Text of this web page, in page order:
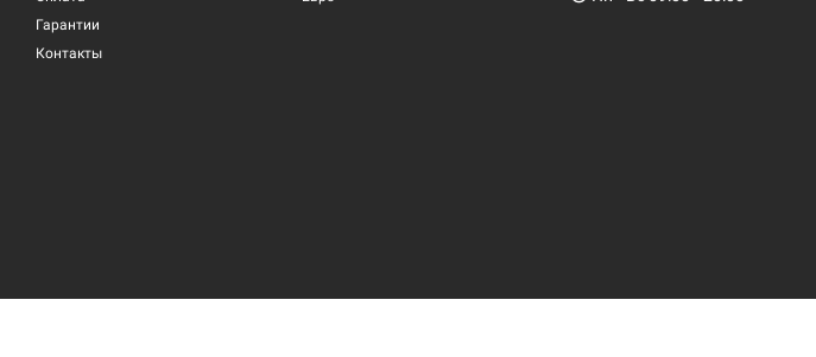
Гарантии
Контакты